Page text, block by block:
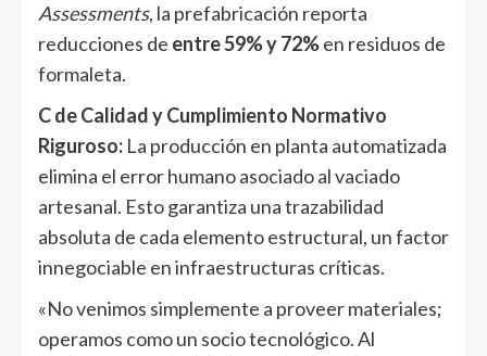
Assessments, la prefabricación reporta
reducciones de entre 59% y 72%en residuos de
formaleta.
C de Calidad y Cumplimiento Normativo
Riguroso: La producción en planta automatizada
elimina el error humano asociado al vaciado
artesanal. Esto garantiza una trazabilidad
absoluta de cada elemento estructural, un factor
innegociable en infraestructuras críticas.
«No venimos simplemente a proveer materiales;
operamos como un socio tecnológico. Al